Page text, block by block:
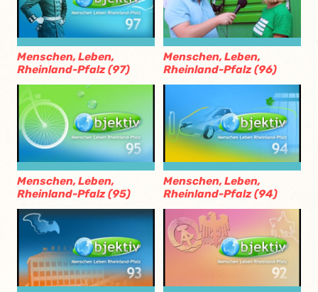
Menschen, Leben,
Rheinland-Pfalz (97)
Menschen, Leben,
Rheinland-Pfalz (96)
Menschen, Leben,
Rheinland-Pfalz (95)
Menschen, Leben,
Rheinland-Pfalz (94)